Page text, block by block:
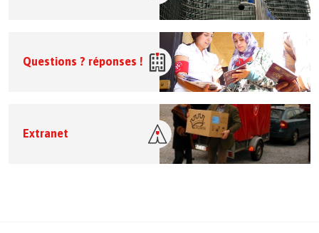
Questions ? réponses !
Extranet